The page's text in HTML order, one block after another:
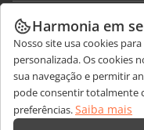
Docs
DocSpace
Workspace
Conectores
Aplicativos para desktop
COLABORAR
Para colaboradores
Para tradutores
Para influenciadores
Vagas
RECEBA NOTÍCIAS
Blog
OBTER AJUDA
Fórum
Harmonia em
Nosso site usa cookies
personalizada. Os cookies
sua navegação e permitir
pode consentir totalmente
preferências.Saiba mais